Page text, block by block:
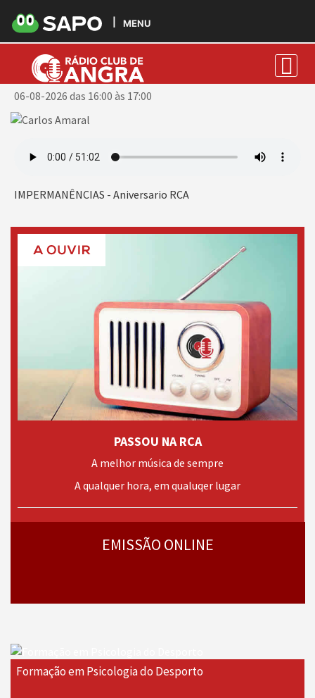
MENU
Carlos Amaral
06-08-2026 das 16:00 às 17:00
IMPERMANÊNCIAS - Aniversario RCA
PASSOU NA RCA
A melhor música de sempre
A qualquer hora, em qualuqer lugar
EMISSÃO ONLINE
Formação em Psicologia do Desporto